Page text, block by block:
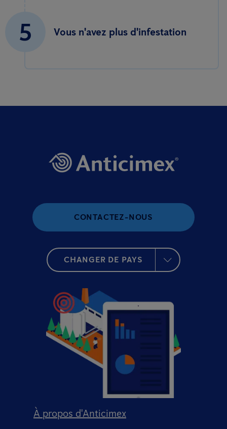
5 Vous n'avez plus d'infestation
CONTACTEZ-NOUS
CHANGER DE PAYS
À propos d'Anticimex